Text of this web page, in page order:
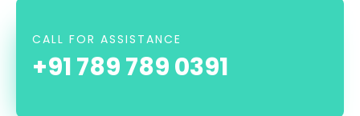
CALL FOR ASSISTANCE
+91 789 789 0391